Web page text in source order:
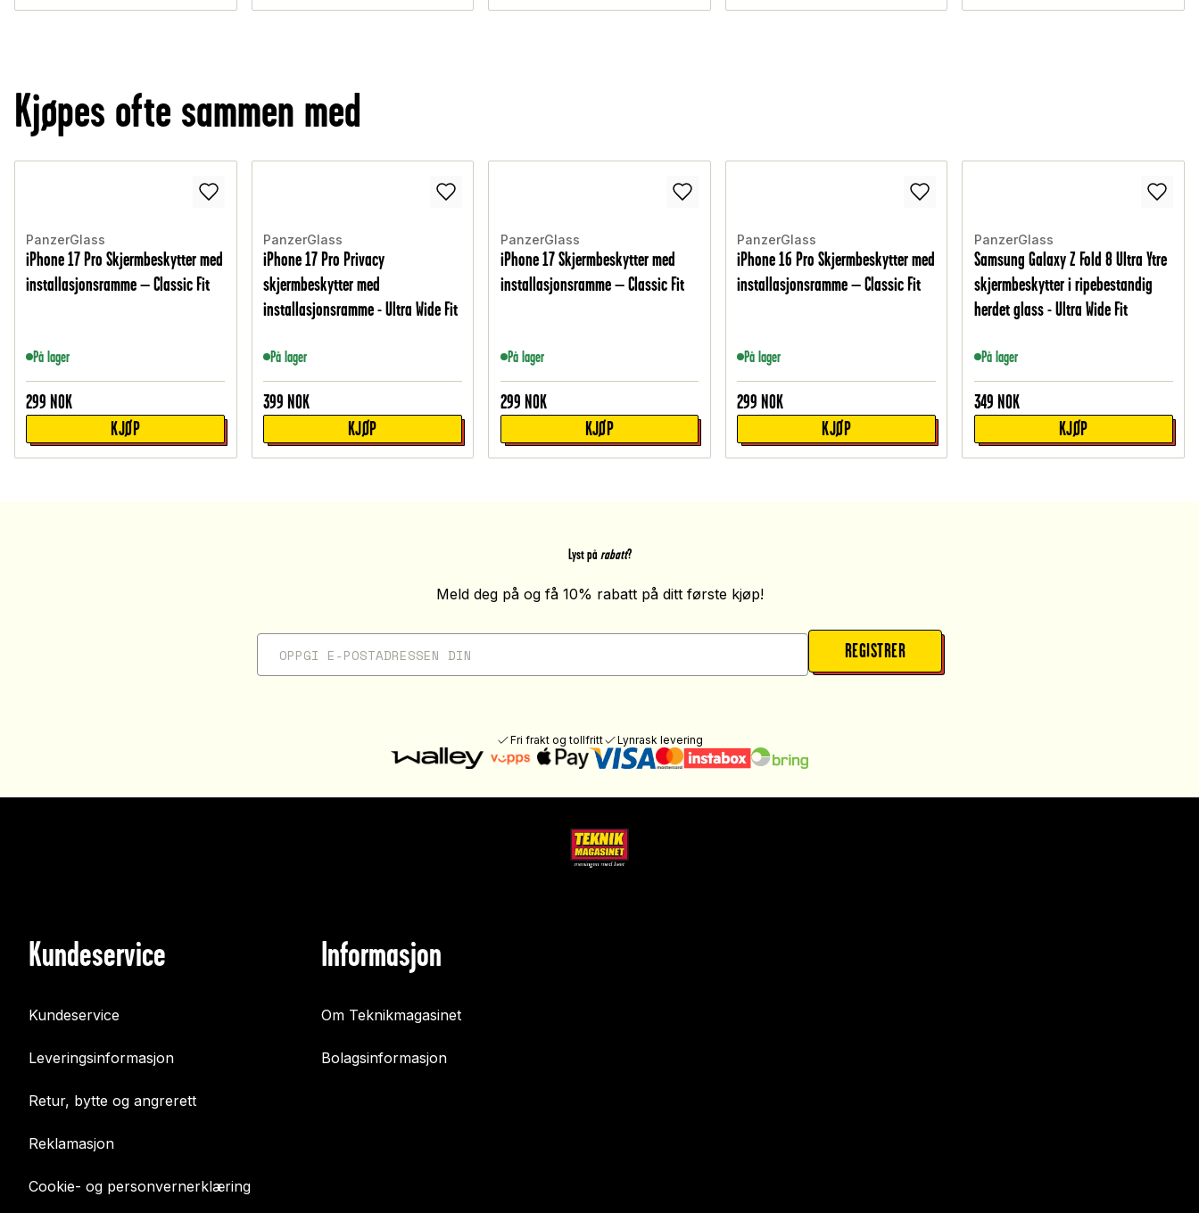
Kjøpes ofte sammen med
PanzerGlass
iPhone 17 Pro Skjermbeskytter med
installasjonsramme – Classic Fit
På lager
299 NOK
KJØP
PanzerGlass
iPhone 17 Pro Privacy
skjermbeskytter med
installasjonsramme - Ultra Wide Fit
På lager
399 NOK
KJØP
PanzerGlass
iPhone 17 Skjermbeskytter med
installasjonsramme – Classic Fit
På lager
299 NOK
KJØP
PanzerGlass
iPhone 16 Pro Skjermbeskytter med
installasjonsramme – Classic Fit
På lager
299 NOK
KJØP
PanzerGlass
Samsung Galaxy Z Fold 8 Ultra Ytre
skjermbeskytter i ripebestandig
herdet glass - Ultra Wide Fit
På lager
349 NOK
KJØP
Lyst på rabatt?
Meld deg på og få 10% rabatt på ditt første kjøp!
REGISTRER
Fri frakt og tollfritt Lynrask levering
Kundeservice
Kundeservice
Leveringsinformasjon
Retur, bytte og angrerett
Reklamasjon
Cookie- og personvernerklæring
Informasjon
Om Teknikmagasinet
Bolagsinformasjon